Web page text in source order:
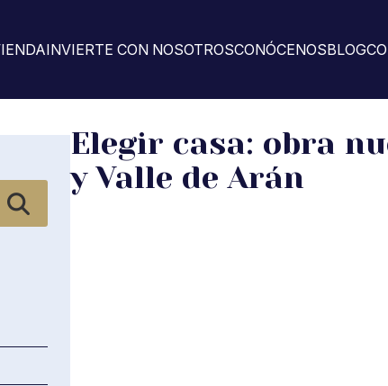
INVIERTE CON NOSOTROSCONÓCENOSBLOG
Elegir casa: obra
y Valle de Arán